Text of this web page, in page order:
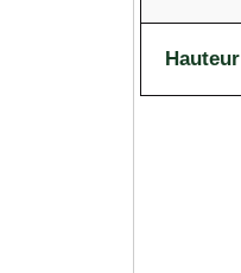
Hauteur